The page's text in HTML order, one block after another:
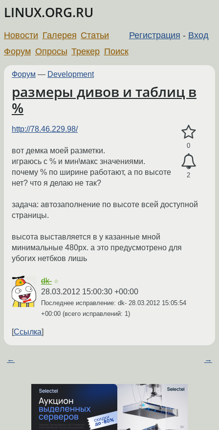
LINUX.ORG.RU
Регистрация - Вход
Новости Галерея Статьи
Форум Опросы Трекер Поиск
Форум — Development
размеры дивов и таблиц в
%
0
2
http://78.46.229.98/
вот демка моей разметки.
играюсь с % и мин\макс значениями.
почему % по ширине работают, а по высоте
нет? что я делаю не так?
задача: автозаполнение по высоте всей доступной
страницы.
высота выставляется в у казанные мной
минимальные 480рх. а это предусмотрено для
убогих нетбков лишь
dk- ☆
28.03.2012 15:00:30 +00:00
Последнее исправление: dk- 28.03.2012 15:05:54
+00:00 (всего исправлений: 1)
Ссылка
← →